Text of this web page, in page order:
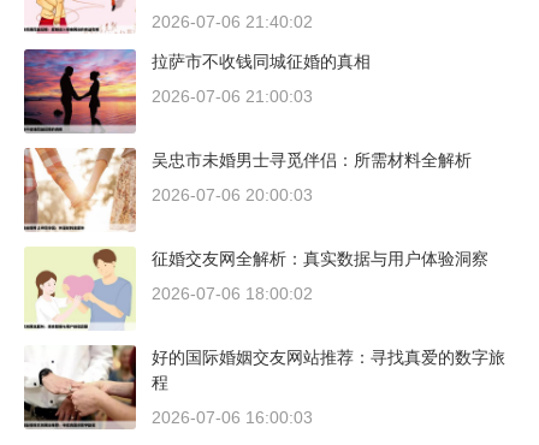
2026-07-06 21:40:02
拉萨市不收钱同城征婚的真相
2026-07-06 21:00:03
吴忠市未婚男士寻觅伴侣：所需材料全解析
2026-07-06 20:00:03
征婚交友网全解析：真实数据与用户体验洞察
2026-07-06 18:00:02
好的国际婚姻交友网站推荐：寻找真爱的数字旅
程
2026-07-06 16:00:03